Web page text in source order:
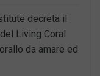
decreta il
Living Coral
da amare ed